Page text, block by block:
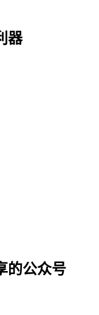
器
的公众号